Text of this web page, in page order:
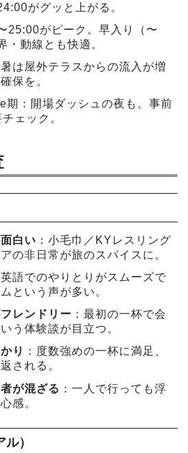
がグッと上がる。
25:00がピーク。早入り（〜
・動線とも快適。
は屋外テラスからの流入が増
保を。
期：開場ダッシュの夜も。事前
ェック。
白い ：小毛巾／KYレスリング
の非日常が旅のスパイスに。
英語でのやりとりがスムーズで
という声が多い。
レンドリー ：最初の一杯で会
う体験談が目立つ。
り
：度数強めの一杯に満足、
される。
が混ざる ：一人で行っても浮
感。
）